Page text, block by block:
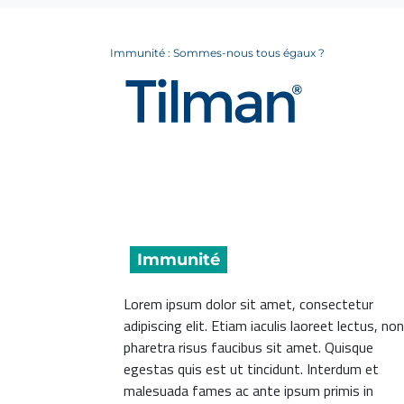
Immunité : Sommes-nous tous égaux ?
Immunité
Lorem ipsum dolor sit amet, consectetur
adipiscing elit. Etiam iaculis laoreet lectus, non
pharetra risus faucibus sit amet. Quisque
egestas quis est ut tincidunt. Interdum et
malesuada fames ac ante ipsum primis in